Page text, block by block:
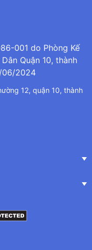
001 do Phòng Kế
Quận 10, thành
06/2024
12, quận 10, thành